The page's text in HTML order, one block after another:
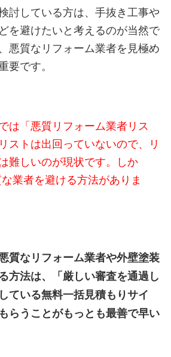
討している方は、手抜き工事や
を避けたいと考えるのが当然で
悪質なリフォーム業者を見極め
要です。
は「悪質リフォーム業者リス
ストは出回っていないので、リ
難しいのが現状です。しか
な業者を避ける方法がありま
質なリフォーム業者や外壁塗装
方法は、「厳しい審査を通過し
ている無料一括見積もりサイ
らうことがもっとも最善で早い